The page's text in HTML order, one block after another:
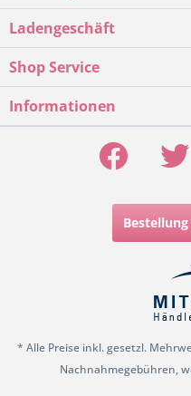
Ladengeschäft
Shop Service
Informationen
* Alle Preise inkl. gesetzl.
Nachnahmegebühren,